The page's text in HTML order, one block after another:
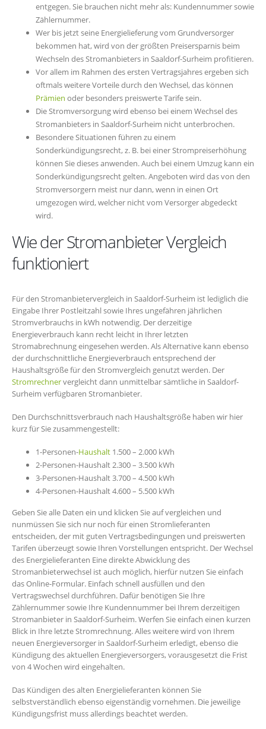
entgegen. Sie brauchen nicht mehr als: Kundennummer sowie
Zählernummer.
Wer bis jetzt seine Energielieferung vom Grundversorger
bekommen hat, wird von der größten Preisersparnis beim
Wechseln des Stromanbieters in Saaldorf-Surheim profitieren.
Vor allem im Rahmen des ersten Vertragsjahres ergeben sich
oftmals weitere Vorteile durch den Wechsel, das können
Prämien oder besonders preiswerte Tarife sein.
Die Stromversorgung wird ebenso bei einem Wechsel des
Stromanbieters in Saaldorf-Surheim nicht unterbrochen.
Besondere Situationen führen zu einem
Sonderkündigungsrecht, z. B. bei einer Strompreiserhöhung
können Sie dieses anwenden. Auch bei einem Umzug kann ein
Sonderkündigungsrecht gelten. Angeboten wird das von den
Stromversorgern meist nur dann, wenn in einen Ort
umgezogen wird, welcher nicht vom Versorger abgedeckt
wird.
Wie der Stromanbieter Vergleich
funktioniert
Für den Stromanbietervergleich in Saaldorf-Surheim ist lediglich die
Eingabe Ihrer Postleitzahl sowie Ihres ungefähren jährlichen
Stromverbrauchs in kWh notwendig. Der derzeitige
Energieverbrauch kann recht leicht in Ihrer letzten
Stromabrechnung eingesehen werden. Als Alternative kann ebenso
der durchschnittliche Energieverbrauch entsprechend der
Haushaltsgröße für den Stromvergleich genutzt werden. Der
Stromrechnervergleicht dann unmittelbar sämtliche in Saaldorf-
Surheim verfügbaren Stromanbieter.
Den Durchschnittsverbrauch nach Haushaltsgröße haben wir hier
kurz für Sie zusammengestellt:
1-Personen-Haushalt 1.500 – 2.000 kWh
2-Personen-Haushalt 2.300 – 3.500 kWh
3-Personen-Haushalt 3.700 – 4.500 kWh
4-Personen-Haushalt 4.600 – 5.500 kWh
Geben Sie alle Daten ein und klicken Sie auf vergleichen und
nunmüssen Sie sich nur noch für einen Stromlieferanten
entscheiden, der mit guten Vertragsbedingungen und preiswerten
Tarifen überzeugt sowie Ihren Vorstellungen entspricht. Der Wechsel
des Energielieferanten Eine direkte Abwicklung des
Stromanbieterwechsel ist auch möglich, hierfür nutzen Sie einfach
das Online-Formular. Einfach schnell ausfüllen und den
Vertragswechsel durchführen. Dafür benötigen Sie Ihre
Zählernummer sowie Ihre Kundennummer bei Ihrem derzeitigen
Stromanbieter in Saaldorf-Surheim. Werfen Sie einfach einen kurzen
Blick in Ihre letzte Stromrechnung. Alles weitere wird von Ihrem
neuen Energieversorger in Saaldorf-Surheim erledigt, ebenso die
Kündigung des aktuellen Energieversorgers, vorausgesetzt die Frist
von 4 Wochen wird eingehalten.
Das Kündigen des alten Energielieferanten können Sie
selbstverständlich ebenso eigenständig vornehmen. Die jeweilige
Kündigungsfrist muss allerdings beachtet werden.